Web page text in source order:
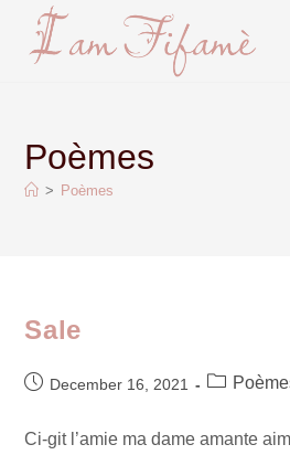
Poèmes
> Poèmes
Sale
December 16, 2021
Ci-git l’amie ma dame amante